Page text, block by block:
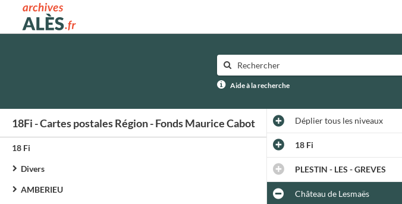
Archives municipales d'Alès
Aide à la recherche
18Fi - Cartes postales Région - Fonds Maurice Cabot
18 Fi
Divers
AMBERIEU
Dépliertous les niveaux
18 Fi
PLESTIN - LES - GREVES
Château de Lesmaës